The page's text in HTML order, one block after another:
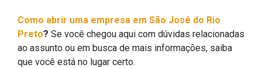
Como abrir uma empresa em São José do Rio
Preto? Se você chegou aqui com dúvidas relacionadas
ao assunto ou em busca de mais informações, saiba
que você está no lugar certo.